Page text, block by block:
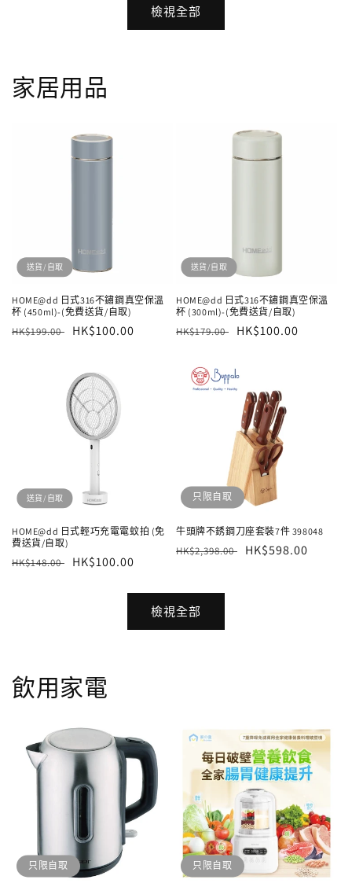
檢視全部
家居用品
送貨/自取
HOME@dd 日式316不鏽鋼真空保溫
杯 (450ml)-(免費送貨/自取)
定
HK$199.00
售
HK$100.00
送貨/自取
HOME@dd 日式316不鏽鋼真空保溫
杯 (300ml)-(免費送貨/自取)
定
HK$179.00
售
HK$100.00
送貨/自取
HOME@dd 日式輕巧充電電蚊拍 (免
費送貨/自取)
定
HK$148.00
售
HK$100.00
只限自取
牛頭牌不銹鋼刀座套裝7件 398048
定
HK$2,398.00
售
HK$598.00
檢視全部
飲用家電
只限自取 只限自取